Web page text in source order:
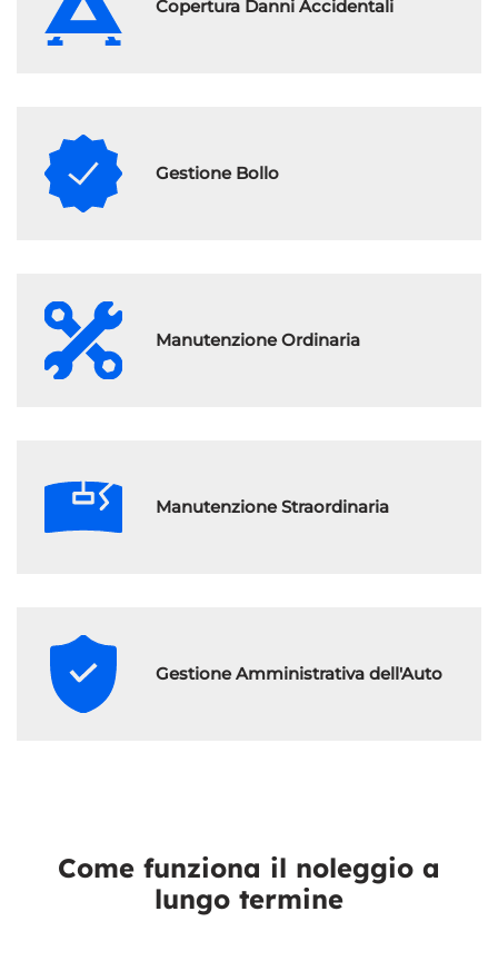
Copertura Danni Accidentali
Gestione Bollo
Manutenzione Ordinaria
Manutenzione Straordinaria
Gestione Amministrativa dell'Auto
Come funziona il noleggio a
lungo termine